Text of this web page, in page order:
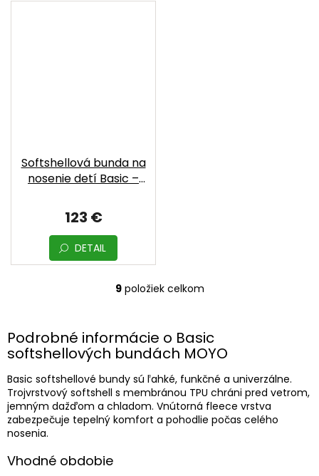
Softshellová bunda na
nosenie detí Basic –
123 €
DETAIL
O
á
d
a
c
i
e
p
9položiek celkom
Podrobné informácie o Basic
softshellových bundách MOYO
Basic softshellové bundy sú ľahké, funkčné a univerzálne.
Trojvrstvový softshell s membránou TPU chráni pred vetrom,
jemným dažďom a chladom. Vnútorná fleece vrstva
zabezpečuje tepelný komfort a pohodlie počas celého
nosenia.
Vhodné obdobie